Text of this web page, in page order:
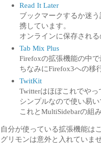
Read It Later
ブックマークするか迷
携しています。
オンラインに保存される
Tab Mix Plus
Firefoxの拡張機能の中
ちなみにFirefox3への移
TwitKit
Twitterはほぼこれでやっ
シンプルなので使い易い
これとMultiSidebarの組
自分が使っている拡張機能は
グリモンは意外と入れていま